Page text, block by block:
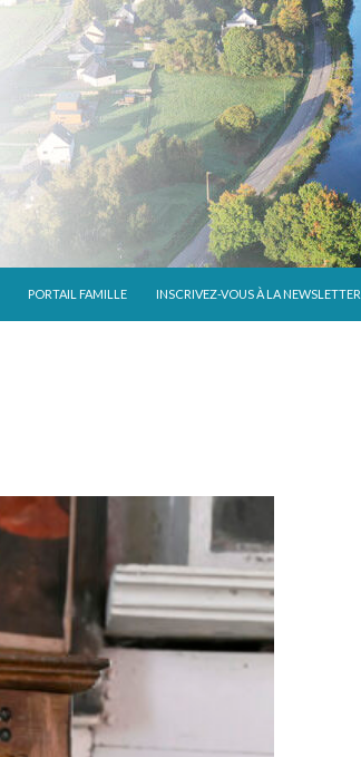
PORTAIL FAMILLE INSCRIVEZ-VOUS À LA NEWSLETTER